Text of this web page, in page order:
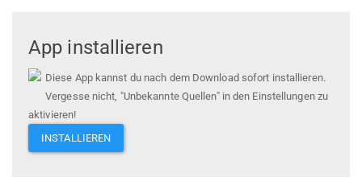
App installieren
Diese App kannst du nach dem Download sofort installieren.
Vergesse nicht, "Unbekannte Quellen" in den Einstellungen zu
aktivieren!
INSTALLIEREN